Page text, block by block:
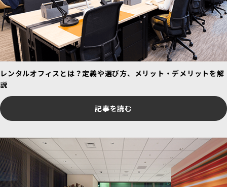
大丸東京店
グラントウキョウノースタワーの地下1階から地上13階まで
14フロアを占める百貨店です。菓子売り場を1階、化粧品売
り場を2階に配置するなど、東京駅を訪れる旅行客の利用を
念頭に置いた百貨店のセオリーとは異なる売り場のレイアウ
ビジネスに必要なツールを探す際に便利です。
レンタルオフィスとは？定義や選び方、メリット・デメリットを解
説
記事を読む